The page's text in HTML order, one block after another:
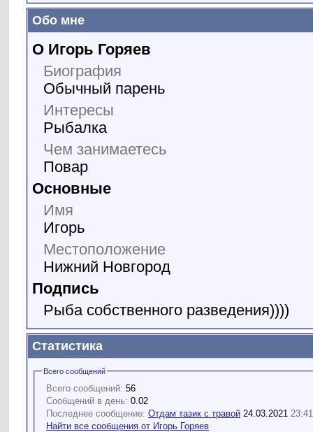
Обо мне
О Игорь Горяев
Биография
Обычный парень
Интересы
Рыбалка
Чем занимаетесь
Повар
Основные
Имя
Игорь
Местоположение
Нижний Новгород
Подпись
Рыба собственного разведения))))
Статистика
Всего сообщений
Всего сообщений: 56
Сообщений в день: 0.02
Последнее сообщение: Отдам тазик с травой 24.03.2021 23:41
Найти все сообщения от Игорь Горяев